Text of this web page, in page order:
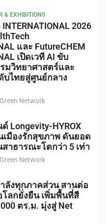
& EXHIBITIONS
2026
และ FutureCHEM
เปิดเวที AI ขับ
มวิทยาศาสตร์และ
บไทยสู่ศูนย์กลาง
Green Network
Longevity-HYROX
เมืองรักสุขภาพ ดันยอด
สาธารณะโตกว่า 5 เท่า
Green Network
ลังทุกภาคส่วน สานต่อ
โลกยั่งยืน เพิ่มพื้นที่สี
ตร.ม. มุ่งสู่ Net